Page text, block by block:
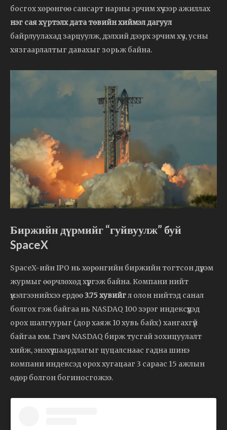
босгох хөрөнгөө сансарт нарны эрчим хүчээр ажиллах
нэг сая хүртэлх дата төвийн хиймэл дагуул
байрлуулахад зарцуулж, дэлхий дээрх эрчим хүч, усны
хязгаарлалтыг давахыг зорьж байна.
Биржийн дүрмийг “гуйвуулж” буй
SpaceX
SpaceX-ийн IPO нь хөрөнгийн биржийн тогтсон дүрэм
журмыг өөрчлөхөд хүргэж байна. Компани нийт
үнэлгээнийхээ ердөө3.75 хувийгл олон нийтэд санал
болгох гэж байгаа нь NASDAQ 100 зэрэг индексүүдэд
орох шалгуурыг (дор хаяж 10 хувь байх) хангахгүй
байгаа юм. Гэвч NASDAQ бирж тусгай зохицуулалт
хийж, энэхүү шаардлагыг цуцалснаас гадна шинэ
компани индексэд орох хугацааг 3 сараас 15 ажлын
өдөр болгон богиносгожээ.